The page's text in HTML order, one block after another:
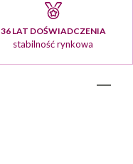
36 LAT DOŚWIADCZENIA
stabilność rynkowa